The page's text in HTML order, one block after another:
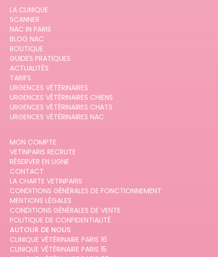
LA CLINIQUE
SCANNER
NAC IN PARIS
BLOG NAC
BOUTIQUE
GUIDES PRATIQUES
ACTUALITÉS
TARIFS
URGENCES VÉTÉRINAIRES
URGENCES VÉTÉRINAIRES CHIENS
URGENCES VÉTÉRINAIRES CHATS
URGENCES VÉTÉRINAIRES NAC
MON COMPTE
VETINPARIS RECRUTE
RÉSERVER EN LIGNE
CONTACT
LA CHARTE VETINPARIS
CONDITIONS GÉNÉRALES DE FONCTIONNEMENT
MENTIONS LÉGALES
CONDITIONS GÉNÉRALES DE VENTE
POLITIQUE DE CONFIDENTIALITÉ
AUTOUR DE NOUS
CLINIQUE VÉTÉRINAIRE PARIS 16
CLINIQUE VÉTÉRINAIRE PARIS 15